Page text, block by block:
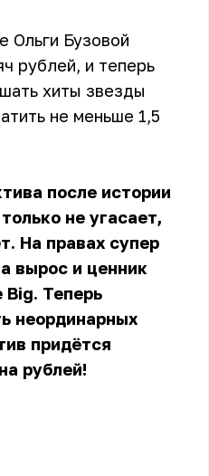
Ольги Бузовой
рублей, и теперь
хиты звезды
не меньше 1,5
после истории
не угасает,
На правах супер
вырос и ценник
Теперь
неординарных
придётся
рублей!